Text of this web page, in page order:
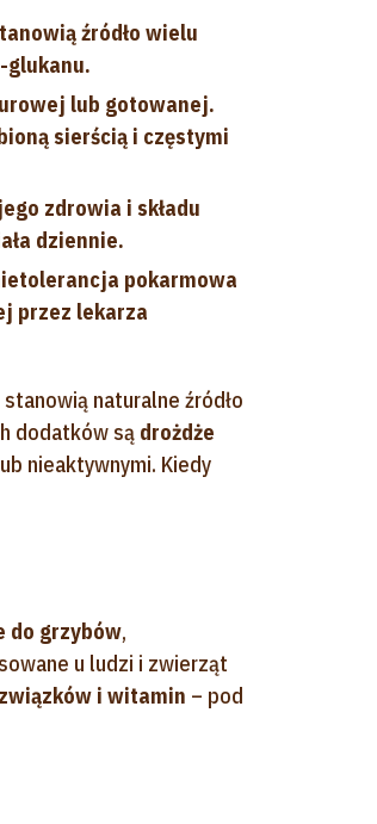
źródło wielu
glukanu.
lub gotowanej.
sierścią i częstymi
zdrowia i składu
dziennie.
pokarmowa
przez lekarza
naturalne źródło
dodatków są drożdże
nieaktywnymi. Kiedy
do grzybów,
u ludzi i zwierząt
i witamin – pod